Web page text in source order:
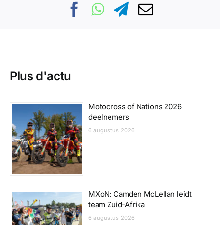
Plus d'actu
Motocross of Nations 2026
deelnemers
6 augustus 2026
MXoN: Camden McLellan leidt
team Zuid-Afrika
6 augustus 2026